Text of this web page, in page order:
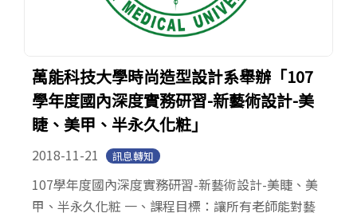
萬能科技大學時尚造型設計系舉辦「107
學年度國內深度實務研習-新藝術設計-美
睫、美甲、半永久化粧」
2018-11-21 訊息轉知
107學年度國內深度實務研習-新藝術設計-美睫、美
甲、半永久化粧 一、課程目標：讓所有老師能對藝